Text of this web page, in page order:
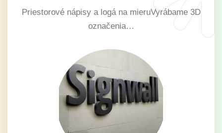
Priestorové nápisy a logá na mieruVyrábame 3D
označenia…